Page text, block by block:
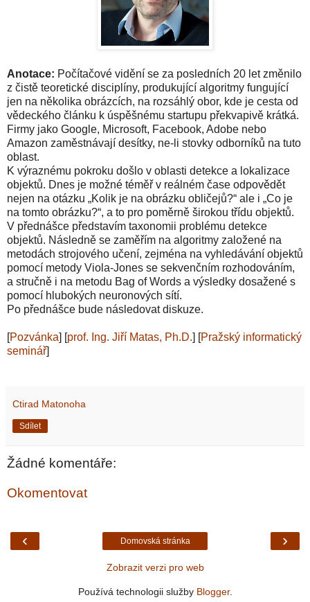
Anotace: Počítačové vidění se za posledních 20 let změnilo
z čistě teoretické disciplíny, produkující algoritmy fungující
jen na několika obrázcích, na rozsáhlý obor, kde je cesta od
vědeckého článku k úspěšnému startupu překvapivě krátká.
Firmy jako Google, Microsoft, Facebook, Adobe nebo
Amazon zaměstnávají desítky, ne-li stovky odborníků na tuto
oblast.
K výraznému pokroku došlo v oblasti detekce a lokalizace
objektů. Dnes je možné téměř v reálném čase odpovědět
nejen na otázku „Kolik je na obrázku obličejů?“ ale i „Co je
na tomto obrázku?“, a to pro poměrně širokou třídu objektů.
V přednášce představím taxonomii problému detekce
objektů. Následně se zaměřím na algoritmy založené na
metodách strojového učení, zejména na vyhledávání objektů
pomocí metody Viola-Jones se sekvenčním rozhodováním,
a stručně i na metodu Bag of Words a výsledky dosažené s
pomocí hlubokých neuronových sítí.
Po přednášce bude následovat diskuze.
[Pozvánka] [prof. Ing. Jiří Matas, Ph.D.] [Pražský informatický
seminář]
Ctirad Matonoha
Sdílet
Žádné komentáře:
Okomentovat
‹ ›
Domovská stránka
Zobrazit verzi pro web
Používá technologii služby Blogger.